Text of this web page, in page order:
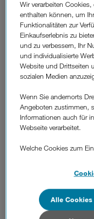
Donnerstag
gemessenen Upload-
auch bei den
Messwerte eingestellt.
Regulierungsbehörde
Übertragungswerten
von der "Aufholjagd des
sich "beeindruckt" von
3CEO Jan Trionow:
vollständiger
der weltweit dichtesten
geleistet haben. Jetzt
wir damit schnelle
Im Futurezone-Netztest,
spezialisierte Firma
Wir verarbeiten
enthalten können, um
Funktionalitäten zur
Einkaufserlebnis zu
und zu verbessern, Ihr
und individualisierte
Website und Drittseiten
sozialen Medien
Wenn Sie andernorts
Angeboten zustimmen,
Informationen auch für
Webseite verarbeitet.
Welche Cookies zum
Details und alle
Wenn Sie allen
von Drittanbietern
Alle Cookies